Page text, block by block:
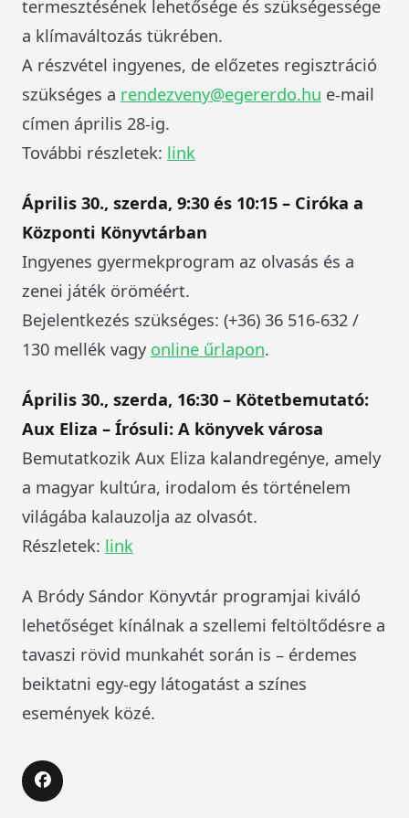
termesztésének lehetősége és szükségessége
a klímaváltozás tükrében.
A részvétel ingyenes, de előzetes regisztráció
szükséges a rendezveny@egererdo.hu e-mail
címen április 28-ig.
További részletek: link
Április 30., szerda, 9:30 és 10:15 – Ciróka a
Központi Könyvtárban
Ingyenes gyermekprogram az olvasás és a
zenei játék öröméért.
Bejelentkezés szükséges: (+36) 36 516-632 /
130 mellék vagy online űrlapon.
Április 30., szerda, 16:30 – Kötetbemutató:
Aux Eliza – Írósuli: A könyvek városa
Bemutatkozik Aux Eliza kalandregénye, amely
a magyar kultúra, irodalom és történelem
világába kalauzolja az olvasót.
Részletek: link
A Bródy Sándor Könyvtár programjai kiváló
lehetőséget kínálnak a szellemi feltöltődésre a
tavaszi rövid munkahét során is – érdemes
beiktatni egy-egy látogatást a színes
események közé.